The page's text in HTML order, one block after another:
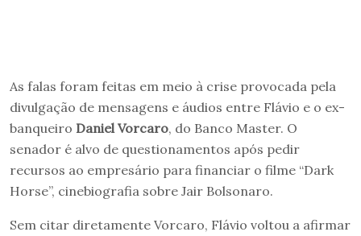
As falas foram feitas em meio à crise provocada pela
divulgação de mensagens e áudios entre Flávio e o ex-
banqueiro Daniel Vorcaro, do Banco Master. O
senador é alvo de questionamentos após pedir
recursos ao empresário para financiar o filme “Dark
Horse”, cinebiografia sobre Jair Bolsonaro.
Sem citar diretamente Vorcaro, Flávio voltou a afirmar